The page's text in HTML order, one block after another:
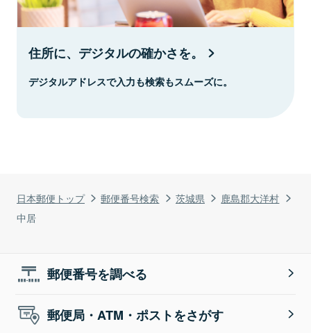
日本郵便トップ 郵便番号検索 茨城県
鹿島郡大洋村
中居
住所に、デジタルの確かさを。
デジタルアドレスで入力も検索もスムーズに。
郵便番号を調べる
郵便局・ATM・ポストをさがす